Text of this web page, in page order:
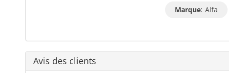
Marque: Alfa
Avis des clients